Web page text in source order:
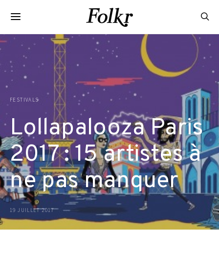
FESTIVALS
Lollapalooza Paris
2017 : 15 artistes à
ne pas manquer
19 JUILLET 2017